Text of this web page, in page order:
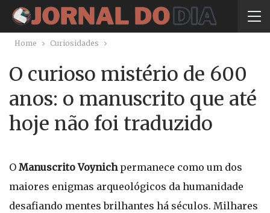
Home Curiosidades
O curioso mistério de 600
anos: o manuscrito que até
hoje não foi traduzido
O Manuscrito Voynichpermanece como um dos
maiores enigmas arqueológicos da humanidade
desafiando mentes brilhantes há séculos. Milhares